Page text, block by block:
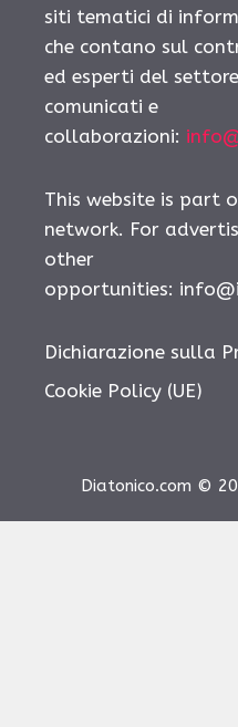
siti tematici di
che contano sul
ed esperti del
comunicati e
collaborazioni:
This website is part
network. For
other
opportunities:
Dichiarazione sulla
Cookie Policy (UE)
Diatonico.com ©